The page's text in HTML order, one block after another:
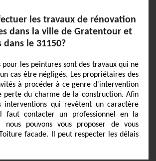
les travaux de rénovation
dans la ville de Gratentour et
dans le 31150?
pour les peintures sont des travaux qui ne
cas être négligés. Les propriétaires des
à procéder à ce genre d'intervention
perte du charme de la construction. Afin
interventions qui revêtent un caractère
faut contacter un professionnel en la
nous pouvons vous proposer de vous
facade. Il peut respecter les délais